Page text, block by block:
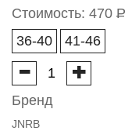
Стоимость: 470 Р
36-40
41-46
Бренд
JNRB